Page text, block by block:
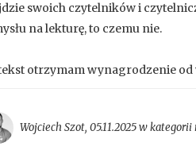
swoich czytelników i
na lekturę, to czemu nie.
otrzymam wynagrodzenie
Wojciech Szot, 05.11.2025 w kategorii